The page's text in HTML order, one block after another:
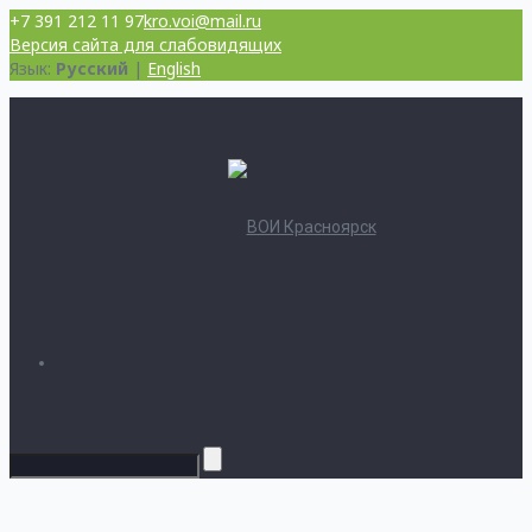
+7 391 212 11 97kro.voi@mail.ru
Версия сайта для слабовидящих
Язык: Русский | English